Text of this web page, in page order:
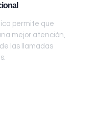
permite que
mejor atención,
las llamadas